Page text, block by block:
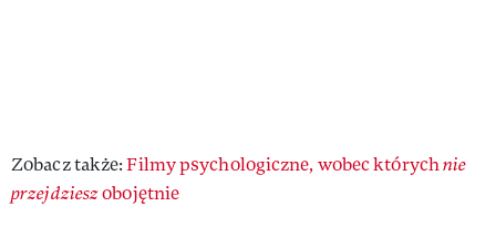
Zobacz także:Filmy psychologiczne, wobec którychnie
przejdzieszobojętnie